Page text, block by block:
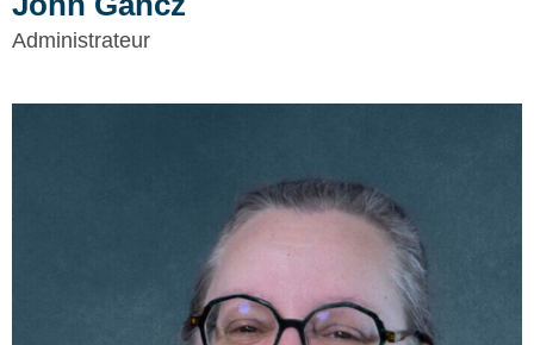
Administrateur